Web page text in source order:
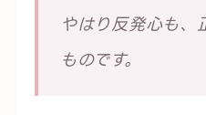
やはり反発心も、
ものです。